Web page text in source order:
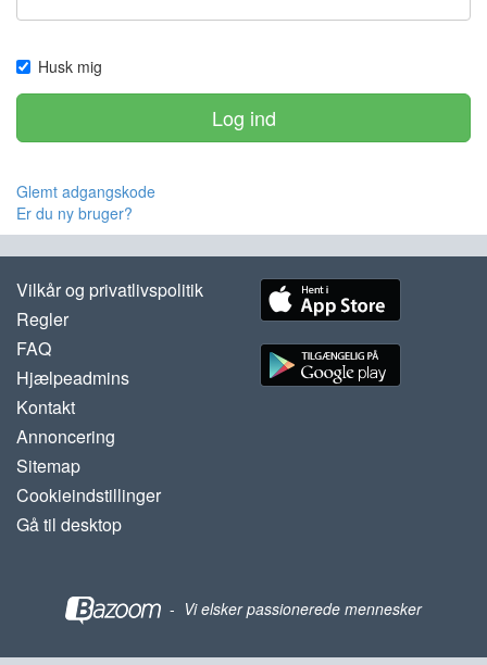
Husk mig
Log ind
Glemt adgangskode
Er du ny bruger?
Vilkår og privatlivspolitik
Regler
FAQ
Hjælpeadmins
Kontakt
Annoncering
Sitemap
Cookieindstillinger
Gå til desktop
- Vi elsker passionerede mennesker